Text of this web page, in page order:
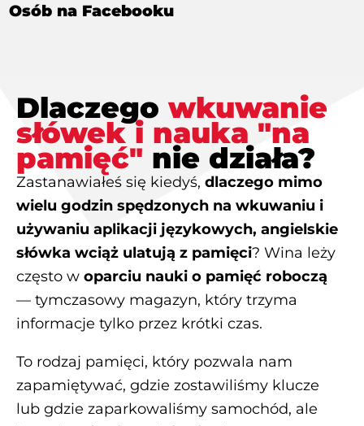
Osób na Facebooku
Dlaczego wkuwanie
słówek i nauka "na
pamięć" nie działa?
Zastanawiałeś się kiedyś, dlaczego mimo
wielu godzin spędzonych na wkuwaniu i
używaniu aplikacji językowych, angielskie
słówka wciąż ulatują z pamięci? Wina leży
często w oparciu nauki o pamięć roboczą
— tymczasowy magazyn, który trzyma
informacje tylko przez krótki czas.
To rodzaj pamięci, który pozwala nam
zapamiętywać, gdzie zostawiliśmy klucze
lub gdzie zaparkowaliśmy samochód, ale